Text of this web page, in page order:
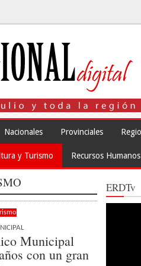
Nacionales Provinciales
y Turismo Recursos Humanos
Municipal
con un gran
ERDTv